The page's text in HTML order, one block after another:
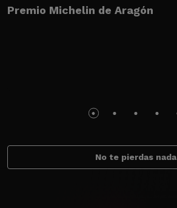
Premio Michelin de Aragón
No te pierdas nada